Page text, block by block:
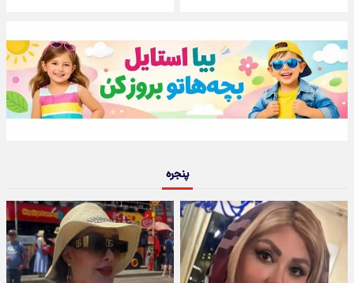
پنجره